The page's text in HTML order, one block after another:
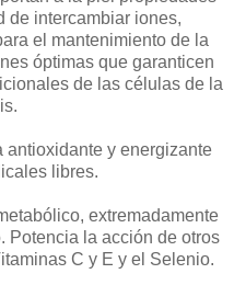
de intercambiar iones,
el mantenimiento de la
óptimas que garanticen
de las células de la
antioxidante y energizante
libres.
extremadamente
Potencia la acción de otros
C y E y el Selenio.